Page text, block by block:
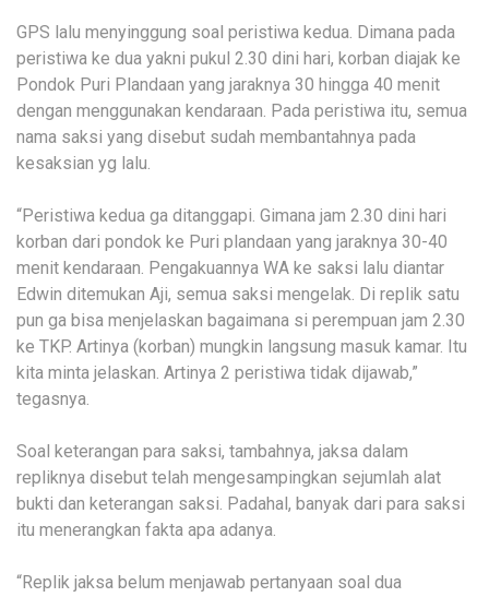
GPS lalu menyinggung soal peristiwa kedua. Dimana pada
peristiwa ke dua yakni pukul 2.30 dini hari, korban diajak ke
Pondok Puri Plandaan yang jaraknya 30 hingga 40 menit
dengan menggunakan kendaraan. Pada peristiwa itu, semua
nama saksi yang disebut sudah membantahnya pada
kesaksian yg lalu.
“Peristiwa kedua ga ditanggapi. Gimana jam 2.30 dini hari
korban dari pondok ke Puri plandaan yang jaraknya 30-40
menit kendaraan. Pengakuannya WA ke saksi lalu diantar
Edwin ditemukan Aji, semua saksi mengelak. Di replik satu
pun ga bisa menjelaskan bagaimana si perempuan jam 2.30
ke TKP. Artinya (korban) mungkin langsung masuk kamar. Itu
kita minta jelaskan. Artinya 2 peristiwa tidak dijawab,”
tegasnya.
Soal keterangan para saksi, tambahnya, jaksa dalam
repliknya disebut telah mengesampingkan sejumlah alat
bukti dan keterangan saksi. Padahal, banyak dari para saksi
itu menerangkan fakta apa adanya.
“Replik jaksa belum menjawab pertanyaan soal dua